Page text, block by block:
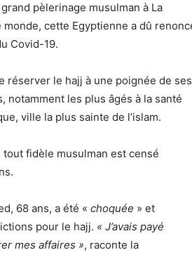
pèlerinage musulman à La
cette Egyptienne a dû
Covid-19.
réserver le hajj à une poignée de ses
les plus âgés à la santé
ville la plus sainte de l’islam.
tout fidèle musulman est censé
68 ans, a été « choquée » et
pour le hajj. « J’avais payé
mes affaires », raconte la